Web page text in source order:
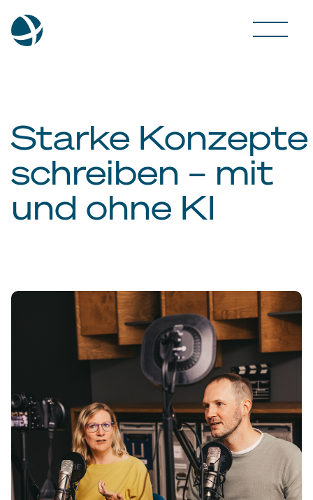
Starke Konzepte
schreiben – mit
und ohne KI